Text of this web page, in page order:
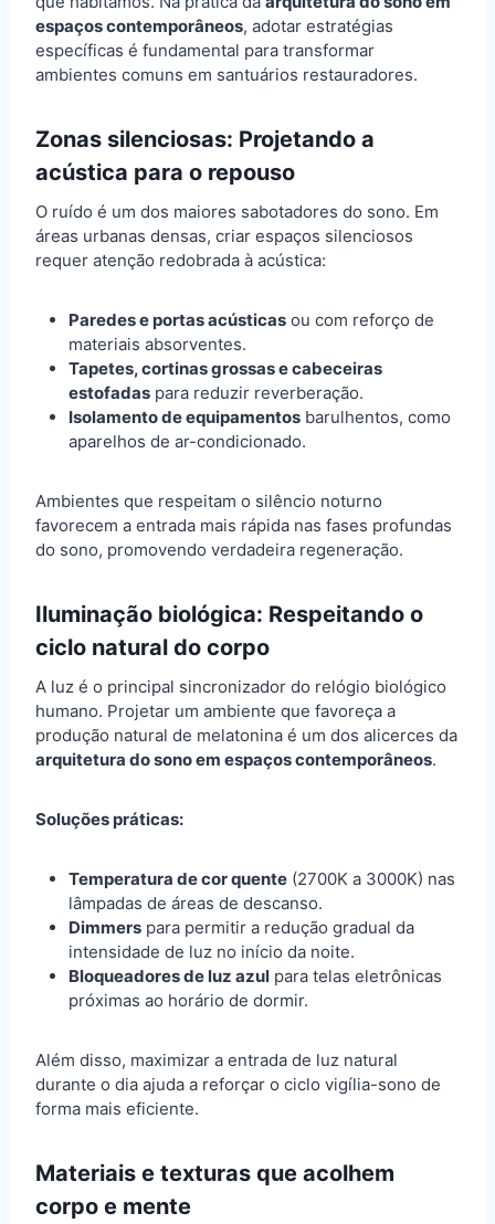
espaços contemporâneos, adotar estratégias
específicas é fundamental para transformar
ambientes comuns em santuários restauradores.
Zonas silenciosas: Projetando a
acústica para o repouso
O ruído é um dos maiores sabotadores do sono. Em
áreas urbanas densas, criar espaços silenciosos
requer atenção redobrada à acústica:
Paredes e portas acústicas ou com reforço de
materiais absorventes.
Tapetes, cortinas grossas e cabeceiras
estofadas para reduzir reverberação.
Isolamento de equipamentos barulhentos, como
aparelhos de ar-condicionado.
Ambientes que respeitam o silêncio noturno
favorecem a entrada mais rápida nas fases profundas
do sono, promovendo verdadeira regeneração.
Iluminação biológica: Respeitando o
ciclo natural do corpo
A luz é o principal sincronizador do relógio biológico
humano. Projetar um ambiente que favoreça a
produção natural de melatonina é um dos alicerces da
arquitetura do sono em espaços contemporâneos.
Soluções práticas:
Temperatura de cor quente (2700K a 3000K) nas
lâmpadas de áreas de descanso.
Dimmers para permitir a redução gradual da
intensidade de luz no início da noite.
Bloqueadores de luz azul para telas eletrônicas
próximas ao horário de dormir.
Além disso, maximizar a entrada de luz natural
durante o dia ajuda a reforçar o ciclo vigília-sono de
forma mais eficiente.
Materiais e texturas que acolhem
corpo e mente